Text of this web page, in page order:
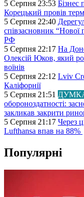
5 Серпня 23:53 Бізнес
Корецький провів
5 Серпня 22:40
співзасновник “Нової
РФ
5 Серпня 22:17 На
Олексій Юков, який
воїнів
5 Серпня 22:12 Lviv
Каліфорнії
5 Серпня 21:51
обороноздатності:
закликав закрити
5 Серпня 21:17 Через
Lufthansa впав на 88%
Популярні